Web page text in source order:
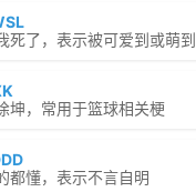
死了，表示被可爱到或萌到
坤，常用于篮球相关梗
都懂，表示不言自明